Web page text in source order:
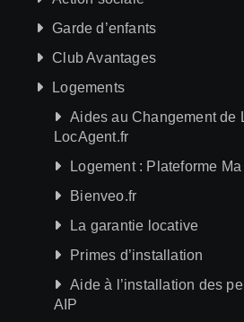
Garde d’enfants
Club Avantages
Logements
Aides au Changement de
LocAgent.fr
Logement : Plateforme
Bienveo.fr
La garantie locative
Primes d’installation
Aide à l’installation des
AIP